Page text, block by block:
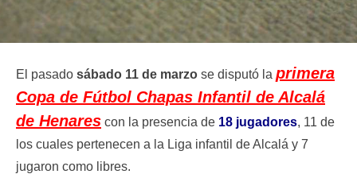
El pasado sábado 11 de marzo se disputó la primera
Copa de Fútbol Chapas Infantil de Alcalá
de Henares con la presencia de 18 jugadores, 11 de
los cuales pertenecen a la Liga infantil de Alcalá y 7
jugaron como libres.